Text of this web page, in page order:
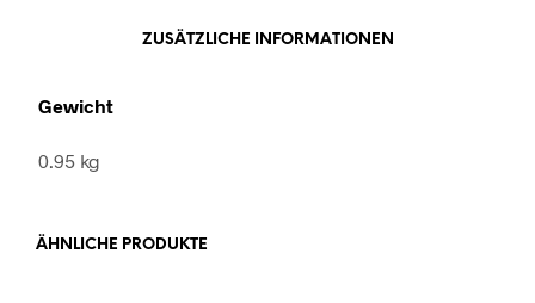
ZUSÄTZLICHE INFORMATIONEN
Gewicht
0.95 kg
ÄHNLICHE PRODUKTE